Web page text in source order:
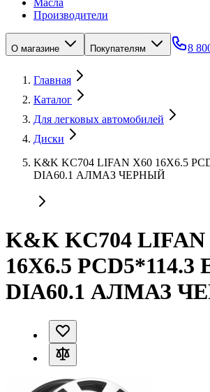
Масла
Производители
О магазине Покупателям 8
Главная
Каталог
Для легковых автомобилей
Диски
K&K KC704 LIFAN X60 16X6.5
DIA60.1 АЛМАЗ ЧЕРНЫЙ
K&K KC704 LIFAN
16X6.5 PCD5*114.3
DIA60.1 АЛМАЗ